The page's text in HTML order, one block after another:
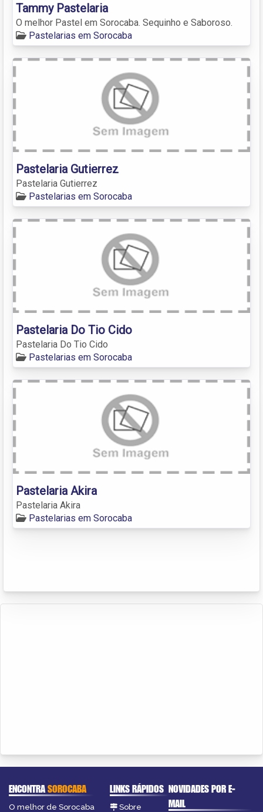
Tammy Pastelaria
O melhor Pastel em Sorocaba. Sequinho e Saboroso.
Pastelarias em Sorocaba
Pastelaria Gutierrez
Pastelaria Gutierrez
Pastelarias em Sorocaba
Pastelaria Do Tio Cido
Pastelaria Do Tio Cido
Pastelarias em Sorocaba
Pastelaria Akira
Pastelaria Akira
Pastelarias em Sorocaba
ENCONTRASOROCABA
O melhor de Sorocaba
LINKS RÁPIDOS
Sobre
NOVIDADES POR E-
MAIL